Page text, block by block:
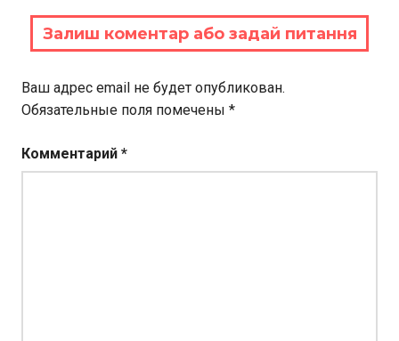
Залиш коментар або задай питання
Ваш адрес email не будет опубликован.
Обязательные поля помечены *
Комментарий *